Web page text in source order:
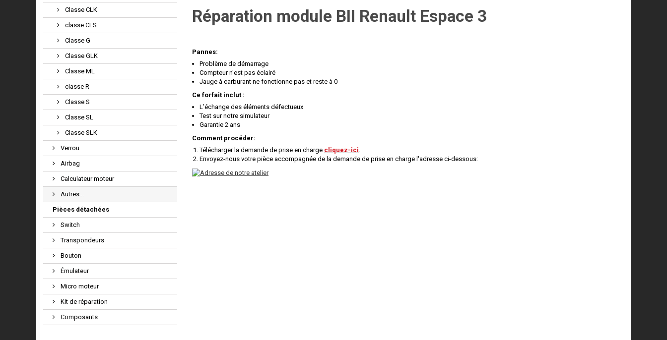
Classe CLK
classe CLS
Classe G
Classe GLK
Classe ML
classe R
Classe S
Classe SL
Classe SLK
Verrou
Airbag
Calculateur moteur
Autres...
Pièces détachées
Switch
Transpondeurs
Bouton
Émulateur
Micro moteur
Kit de réparation
Composants
Réparation module BII Renault Espace 3
Pannes:
Problème de démarrage
Compteur n'est pas éclairé
Jauge à carburant ne fonctionne pas et reste à 0
Ce forfait inclut :
L’échange des éléments défectueux
Test sur notre simulateur
Garantie 2 ans
Comment procéder:
Télécharger la demande de prise en charge cliquez-ici.
Envoyez-nous votre pièce accompagnée de la demande de prise en charge l'adresse ci-dessous: